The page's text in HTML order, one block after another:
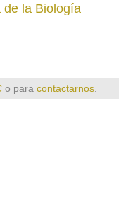
de la Biología
o para contactarnos